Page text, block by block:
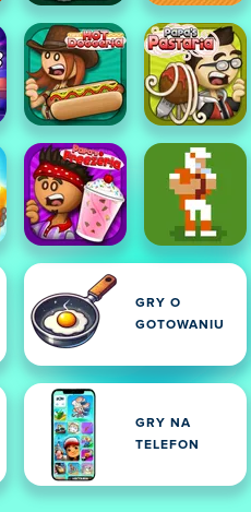
GRY O
GOTOWANIU
GRY NA
TELEFON